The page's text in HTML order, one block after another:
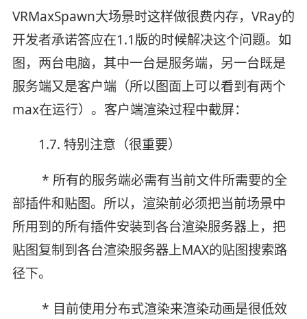
VRMaxSpawn大场景时这样做很费内存，VRay的
开发者承诺答应在1.1版的时候解决这个问题。如
图，两台电脑，其中一台是服务端，另一台既是
服务端又是客户端（所以图面上可以看到有两个
max在运行）。客户端渲染过程中截屏：
1.7. 特别注意（很重要）
* 所有的服务端必需有当前文件所需要的全
部插件和贴图。所以，渲染前必须把当前场景中
所用到的所有插件安装到各台渲染服务器上，把
贴图复制到各台渲染服务器上MAX的贴图搜索路
径下。
* 目前使用分布式渲染来渲染动画是很低效